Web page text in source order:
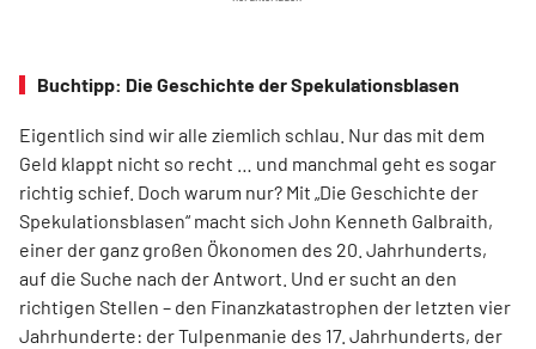
Buchtipp: Die Geschichte der Spekulationsblasen
Eigentlich sind wir alle ziemlich schlau. Nur das mit dem
Geld klappt nicht so recht … und manchmal geht es sogar
richtig schief. Doch warum nur? Mit „Die Geschichte der
Spekulationsblasen“ macht sich John Kenneth Galbraith,
einer der ganz großen Ökonomen des 20. Jahrhunderts,
auf die Suche nach der Antwort. Und er sucht an den
richtigen Stellen – den Finanz­katas­trophen der letzten vier
Jahrhunderte: der Tulpenmanie des 17. Jahrhunderts, der